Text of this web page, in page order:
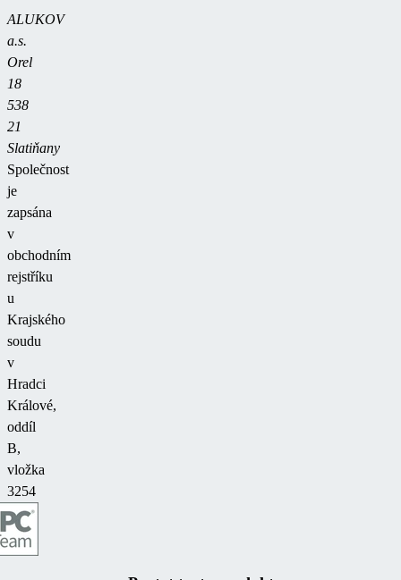
ALUKOV
a.s.
Orel
18
538
21
Slatiňany
Společnost
je
zapsána
v
obchodním
rejstříku
u
Krajského
soudu
v
Hradci
Králové,
oddíl
B,
vložka
3254